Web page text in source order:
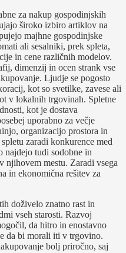
za nakup gospodinjskih
široko izbiro artiklov na
majhne gospodinjske
ali sesalniki, prek spleta,
in cene različnih modelov.
dimenzij in ocen strank vse
Ljudje se pogosto
kot so svetilke, zavese ali
v lokalnih trgovinah. Spletne
kot je dostava
uporabno za večje
organizacijo prostora in
zaradi konkurence med
najdejo tudi sodobne in
njihovem mestu. Zaradi vsega
in ekonomična rešitev za
doživelo znatno rast in
vseh starosti. Razvoj
da hitro in enostavno
da bi morali iti v trgovino.
bolj priročno, saj